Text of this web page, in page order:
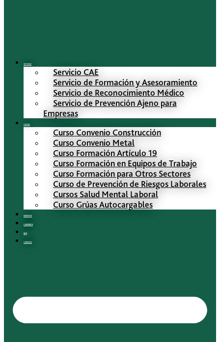
Servicios
Servicio CAE
Servicio de Formación y Asesoramiento
Servicio de Reconocimiento Médico
Servicio de Prevención Ajeno para
Empresas
Cursos
Curso Convenio Construcción
Curso Convenio Metal
Curso Formación Artículo 19
Curso Formación en Equipos de Trabajo
Curso Formación para Otros Sectores
Curso de Prevención de Riesgos Laborales
Cursos Salud Mental Laboral
Curso Grúas Autocargables
Nosotros
Calendario
Blog
Contacto